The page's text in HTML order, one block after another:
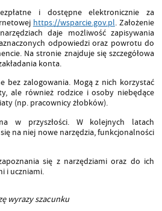
i dostępne elektronicznie za
https://wsparcie.gov.pl. Założenie
daje możliwość zapisywania
odpowiedzi oraz powrotu do
Na stronie znajduje się szczegółowa
konta.
bez zalogowania. Mogą z nich korzystać
ale również rodzice i osoby niebędące
(np. pracownicy żłobków).
w przyszłości. W kolejnych latach
na niej nowe narzędzia, funkcjonalności
się z narzędziami oraz do ich
i uczniami.
wyrazy szacunku